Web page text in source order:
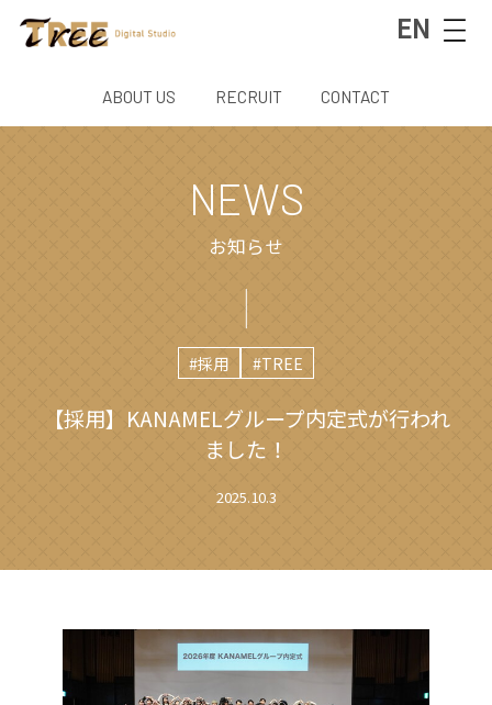
EN
ABOUT US RECRUIT CONTACT
NEWS
お知らせ
#採⽤ #TREE
【採用】KANAMELグループ内定式が行われ
ました！
2025.10.3